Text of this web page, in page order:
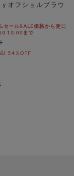
オフショルブラウ
セールSALE価格から更に
10:00まで
54％OFF